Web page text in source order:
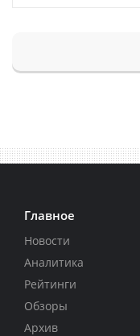
Главное
Новости
Аналитика
Рейтинги
Обзоры
Архив